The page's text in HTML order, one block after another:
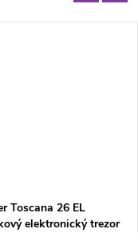
Toscana 26 EL
elektronický trezor